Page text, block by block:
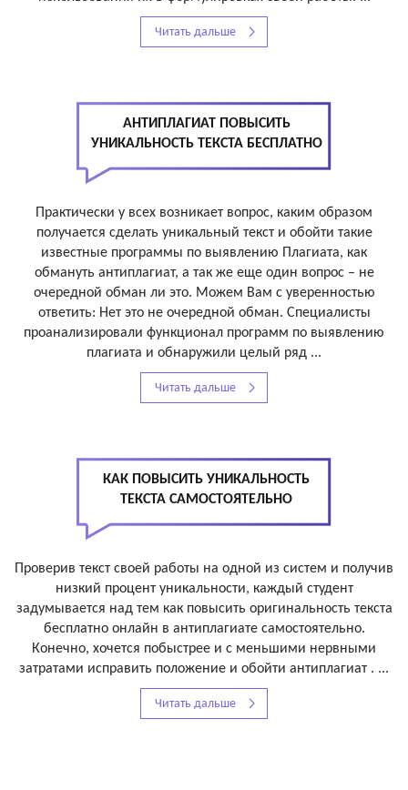
Читать дальше
АНТИПЛАГИАТ ПОВЫСИТЬ
УНИКАЛЬНОСТЬ ТЕКСТА БЕСПЛАТНО
Практически у всех возникает вопрос, каким образом
получается сделать уникальный текст и обойти такие
известные программы по выявлению Плагиата, как
обмануть антиплагиат, а так же еще один вопрос – не
очередной обман ли это. Можем Вам с уверенностью
ответить: Нет это не очередной обман. Специалисты
проанализировали функционал программ по выявлению
плагиата и обнаружили целый ряд ...
Читать дальше
КАК ПОВЫСИТЬ УНИКАЛЬНОСТЬ
ТЕКСТА САМОСТОЯТЕЛЬНО
Проверив текст своей работы на одной из систем и получив
низкий процент уникальности, каждый студент
задумывается над тем как повысить оригинальность текста
бесплатно онлайн в антиплагиате самостоятельно.
Конечно, хочется побыстрее и с меньшими нервными
затратами исправить положение и обойти антиплагиат . ...
Читать дальше